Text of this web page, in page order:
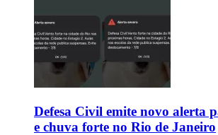
Defesa Civil emite novo alerta
e chuva forte no Rio de Janeiro